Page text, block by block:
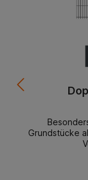
Grundstücke